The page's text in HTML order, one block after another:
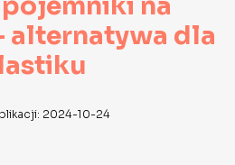
alternatywa dla
2024-10-24